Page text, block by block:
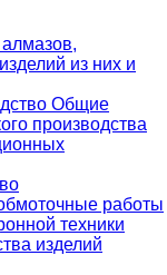
алмазов,
из них и
Общие
производства
работы
техники
изделий